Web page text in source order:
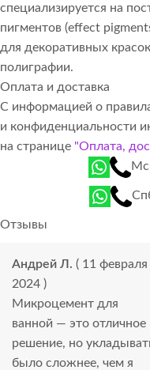
специализируется на
пигментов (effect
для декоративных
полиграфии.
Оплата и доставка
С информацией о
и конфиденциальности
на странице "Оплата,
Отзывы
Андрей Л. ( 11 февраля
2024 )
Микроцемент для
ванной — это отличное
решение, но
было сложнее, чем я